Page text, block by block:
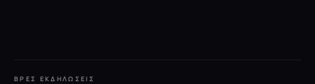
ΒΡΕΣ ΕΚΔΗΛΏΣΕΙΣ